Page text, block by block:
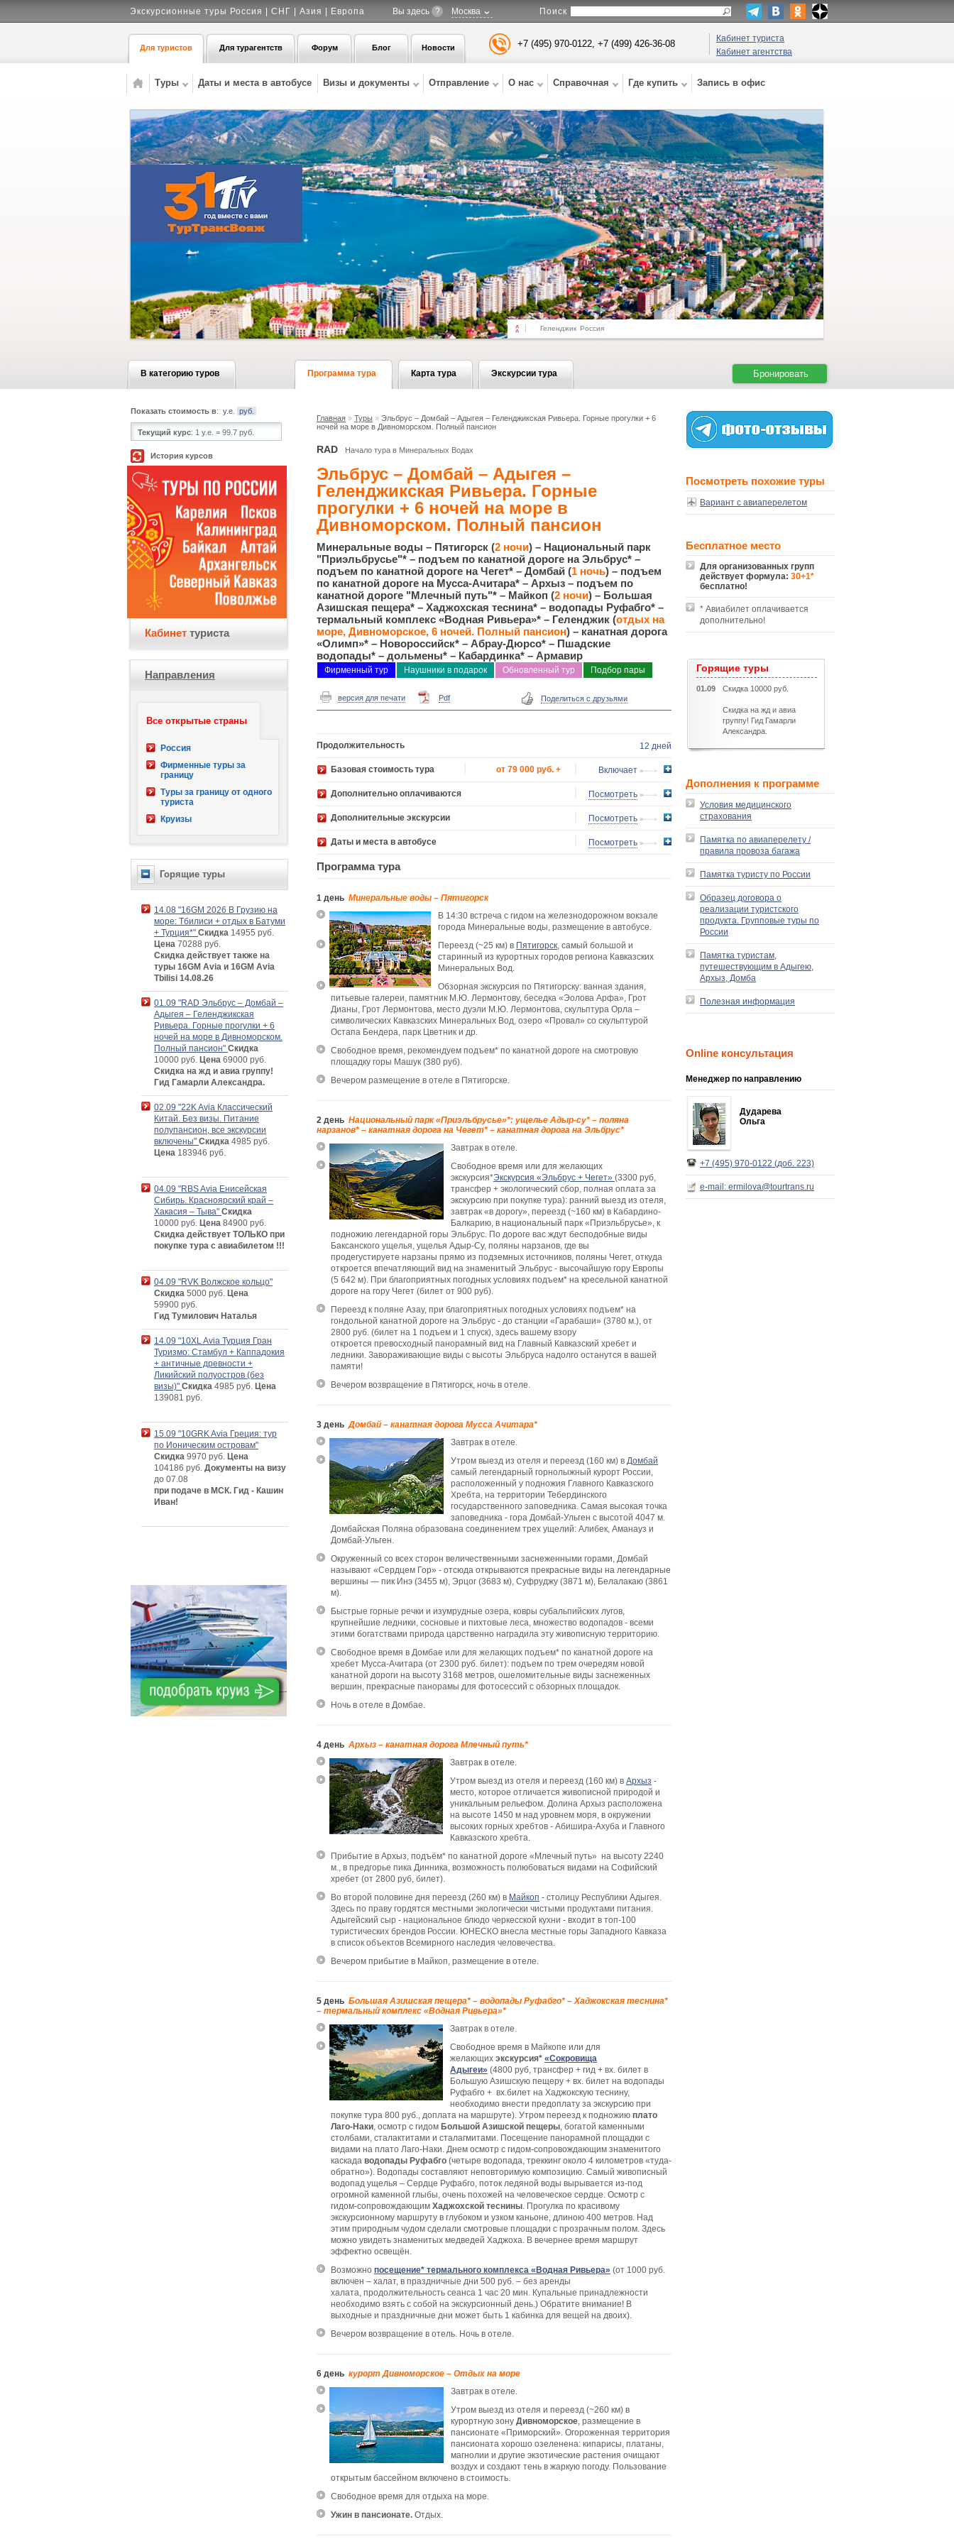
Экскурсионные туры Россия | СНГ | Азия | Европа Вы здесь ? Москва Поиск
Для туристов Для турагентств Форум Блог Новости
Кабинет туриста
Кабинет агентства
+7 (495) 970-0122, +7 (499) 426-36-08
Туры Даты и места в автобусе Визы и документы Отправление О нас Справочная Где купить Запись в офис
Геленджик Россия
В категорию туров Программа тура Карта тура Экскурсии тура Бронировать
Главная » Туры » Эльбрус – Домбай – Адыгея – Геленджикская Ривьера. Горные прогулки + 6
ночей на море в Дивноморском. Полный пансион
RAD Начало тура в Минеральных Водах
Эльбрус – Домбай – Адыгея –
Геленджикская Ривьера. Горные
прогулки + 6 ночей на море в
Дивноморском. Полный пансион
Минеральные воды – Пятигорск (2 ночи) – Национальный парк
"Приэльбрусье"* – подъем по канатной дороге на Эльбрус* –
подъем по канатной дороге на Чегет* – Домбай (1 ночь) – подъем
по канатной дороге на Мусса-Ачитара* – Архыз – подъем по
канатной дороге "Млечный путь"* – Майкоп (2 ночи) – Большая
Азишская пещера* – Хаджохская теснина* – водопады Руфабго* –
термальный комплекс «Водная Ривьера»* – Геленджик (отдых на
море, Дивноморское, 6 ночей. Полный пансион) – канатная дорога
«Олимп»* – Новороссийск* – Абрау-Дюрсо* – Пшадские
водопады* – дольмены* – Кабардинка* – Армавир
Фирменный тур Наушники в подарок Обновленный тур
Подбор пары
версия для печати Pdf Поделиться с друзьями
Продолжительность 12 дней
Базовая стоимость тура от 79 000 руб. + Включает
Дополнительно оплачиваются Посмотреть
Дополнительные экскурсии Посмотреть
Даты и места в автобусе Посмотреть
Программа тура
1 день Минеральные воды – Пятигорск
В 14:30 встреча с гидом на железнодорожном вокзале
города Минеральные воды, размещение в автобусе.
Переезд (~25 км) в Пятигорск, самый большой и
старинный из курортных городов региона Кавказских
Минеральных Вод.
Обзорная экскурсия по Пятигорску: ванная здания,
питьевые галереи, памятник М.Ю. Лермонтову, беседка «Эолова Арфа», Грот
Дианы, Грот Лермонтова, место дуэли М.Ю. Лермонтова, скульптура Орла –
символических Кавказских Минеральных Вод, озеро «Провал» со скульптурой
Остапа Бендера, парк Цветник и др.
Свободное время, рекомендуем подъем* по канатной дороге на смотровую
площадку горы Машук (380 руб).
Вечером размещение в отеле в Пятигорске.
2 день Национальный парк «Приэльбрусье»*: ущелье Адыр-су* – поляна
нарзанов* – канатная дорога на Чегет* – канатная дорога на Эльбрус*
Завтрак в отеле.
Свободное время или для желающих
экскурсия*Экскурсия «Эльбрус + Чегет» (3300 руб,
трансфер + экологический сбор, полная оплата за
экскурсию при покупке тура): ранний выезд из отеля,
завтрак «в дорогу», переезд (~160 км) в Кабардино-
Балкарию, в национальный парк «Приэльбрусье», к
подножию легендарной горы Эльбрус. По дороге вас ждут бесподобные виды
Баксанского ущелья, ущелья Адыр-Су, поляны нарзанов, где вы
продегустируете нарзаны прямо из подземных источников, поляны Чегет, откуда
откроется впечатляющий вид на знаменитый Эльбрус - высочайшую гору Европы
(5 642 м). При благоприятных погодных условиях подъем* на кресельной канатной
дороге на гору Чегет (билет от 900 руб).
Переезд к поляне Азау, при благоприятных погодных условиях подъем* на
гондольной канатной дороге на Эльбрус - до станции «Гарабаши» (3780 м.), от
2800 руб. (билет на 1 подъем и 1 спуск), здесь вашему взору
откроется превосходный панорамный вид на Главный Кавказский хребет и
ледники. Завораживающие виды с высоты Эльбруса надолго останутся в вашей
памяти!
Вечером возвращение в Пятигорск, ночь в отеле.
3 день Домбай – канатная дорога Мусса Ачитара*
Завтрак в отеле.
Утром выезд из отеля и переезд (160 км) в Домбай
самый легендарный горнолыжный курорт России,
расположенный у подножия Главного Кавказского
Хребта, на территории Тебердинского
государственного заповедника. Самая высокая точка
заповедника - гора Домбай-Ульген с высотой 4047 м.
Домбайская Поляна образована соединением трех ущелий: Алибек, Аманауз и
Домбай-Ульген.
Окруженный со всех сторон величественными заснеженными горами, Домбай
называют «Сердцем Гор» - отсюда открываются прекрасные виды на легендарные
вершины — пик Инэ (3455 м), Эрцог (3683 м), Суфруджу (3871 м), Белалакаю (3861
м).
Быстрые горные речки и изумрудные озера, ковры субальпийских лугов,
крупнейшие ледники, сосновые и пихтовые леса, множество водопадов - всеми
этими богатствами природа царственно наградила эту живописную территорию.
Свободное время в Домбае или для желающих подъем* по канатной дороге на
хребет Мусса-Ачитара (от 2300 руб. билет): подъем по трем очередям новой
канатной дороги на высоту 3168 метров, ошеломительные виды заснеженных
вершин, прекрасные панорамы для фотосессий с обзорных площадок.
Ночь в отеле в Домбае.
4 день Архыз – канатная дорога Млечный путь*
Завтрак в отеле.
Утром выезд из отеля и переезд (160 км) в Архыз -
место, которое отличается живописной природой и
уникальным рельефом. Долина Архыз расположена
на высоте 1450 м над уровнем моря, в окружении
высоких горных хребтов - Абишира-Ахуба и Главного
Кавказского хребта.
Прибытие в Архыз, подъём* по канатной дороге «Млечный путь» на высоту 2240
м., в предгорье пика Динника, возможность полюбоваться видами на Софийский
хребет (от 2800 руб, билет).
Во второй половине дня переезд (260 км) в Майкоп - столицу Республики Адыгея.
Здесь по праву гордятся местными экологически чистыми продуктами питания.
Адыгейский сыр - национальное блюдо черкесской кухни - входит в топ-100
туристических брендов России. ЮНЕСКО внесла местные горы Западного Кавказа
в список объектов Всемирного наследия человечества.
Вечером прибытие в Майкоп, размещение в отеле.
5 день Большая Азишская пещера* – водопады Руфабго* – Хаджокская теснина*
– термальный комплекс «Водная Ривьера»*
Завтрак в отеле.
Свободное время в Майкопе или для
желающих экскурсия* «Сокровища
Адыгеи» (4800 руб, трансфер + гид + вх. билет в
Большую Азишскую пещеру + вх. билет на водопады
Руфабго + вх.билет на Хаджокскую теснину,
необходимо внести предоплату за экскурсию при
покупке тура 800 руб., доплата на маршруте). Утром переезд к подножию плато
Лаго-Наки, осмотр с гидом Большой Азишской пещеры, богатой каменными
столбами, сталактитами и сталагмитами. Посещение панорамной площадки с
видами на плато Лаго-Наки. Днем осмотр с гидом-сопровождающим знаменитого
каскада водопады Руфабго (четыре водопада, треккинг около 4 километров «туда-
обратно»). Водопады составляют неповторимую композицию. Самый живописный
водопад ущелья – Сердце Руфабго, поток ледяной воды вырывается из-под
огромной каменной глыбы, очень похожей на человеческое сердце. Осмотр с
гидом-сопровождающим Хаджохской теснины. Прогулка по красивому
экскурсионному маршруту в глубоком и узком каньоне, длиною 400 метров. Над
этим природным чудом сделали смотровые площадки с прозрачным полом. Здесь
можно увидеть знаменитых медведей Хаджоха. В вечернее время маршрут
эффектно освещён.
Возможно посещение* термального комплекса «Водная Ривьера» (от 1000 руб.
включен – халат, в праздничные дни 500 руб. – без аренды
халата, продолжительность сеанса 1 час 20 мин. Купальные принадлежности
необходимо взять с собой на экскурсионный день.) Обратите внимание! В
выходные и праздничные дни может быть 1 кабинка для вещей на двоих).
Вечером возвращение в отель. Ночь в отеле.
6 день курорт Дивноморское – Отдых на море
Завтрак в отеле.
Утром выезд из отеля и переезд (~260 км) в
курортную зону Дивноморское, размещение в
пансионате «Приморский». Огороженная территория
пансионата хорошо озеленена: кипарисы, платаны,
магнолии и другие экзотические растения очищают
воздух и создают тень в жаркую погоду. Пользование
открытым бассейном включено в стоимость.
Свободное время для отдыха на море.
Ужин в пансионате. Отдых.
Посмотреть похожие туры
Вариант с авиаперелетом
Бесплатное место
Для организованных групп
действует формула: 30+1*
бесплатно!
* Авиабилет оплачивается
дополнительно!
Горящие туры
01.09 Скидка 10000 руб.
Скидка на жд и авиа
группу! Гид Гамарли
Александра.
Дополнения к программе
Условия медицинского
страхования
Памятка по авиаперелету /
правила провоза багажа
Памятка туристу по России
Образец договора о
реализации туристского
продукта. Групповые туры по
России
Памятка туристам,
путешествующим в Адыгею,
Архыз, Домба
Полезная информация
Online консультация
Менеджер по направлению
Дударева
Ольга
+7 (495) 970-0122 (доб. 223)
e-mail: ermilova@tourtrans.ru
Показать стоимость в: у.е. руб.
Текущий курс: 1 у.е. = 99.7 руб.
История курсов
Кабинет туриста
Направления
Все открытые страны
Россия
Фирменные туры за
границу
Туры за границу от одного
туриста
Круизы
Горящие туры
14.08 "16GM 2026 В Грузию на
море: Тбилиси + отдых в Батуми
+ Турция*" Скидка 14955 руб.
Цена 70288 руб.
Скидка действует также на
туры 16GM Avia и 16GM Avia
Tbilisi 14.08.26
01.09 "RAD Эльбрус – Домбай –
Адыгея – Геленджикская
Ривьера. Горные прогулки + 6
ночей на море в Дивноморском.
Полный пансион" Скидка
10000 руб. Цена 69000 руб.
Скидка на жд и авиа группу!
Гид Гамарли Александра.
02.09 "22K Avia Классический
Китай. Без визы. Питание
полупансион, все экскурсии
включены" Скидка 4985 руб.
Цена 183946 руб.
04.09 "RBS Avia Енисейская
Сибирь. Красноярский край –
Хакасия – Тыва" Скидка
10000 руб. Цена 84900 руб.
Скидка действует ТОЛЬКО при
покупке тура с авиабилетом !!!
04.09 "RVK Волжское кольцо"
Скидка 5000 руб. Цена
59900 руб.
Гид Тумилович Наталья
14.09 "10XL Avia Турция Гран
Туризмо: Стамбул + Каппадокия
+ античные древности +
Ликийский полуостров (без
визы)" Скидка 4985 руб. Цена
139081 руб.
15.09 "10GRK Avia Греция: тур
по Ионическим островам"
Скидка 9970 руб. Цена
104186 руб. Документы на визу
до 07.08
при подаче в МСК. Гид - Кашин
Иван!